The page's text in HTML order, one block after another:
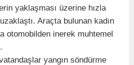
yaklaşması üzerine hızla
Araçta bulunan kadın
otomobilden inerek muhtemel
yangın söndürme